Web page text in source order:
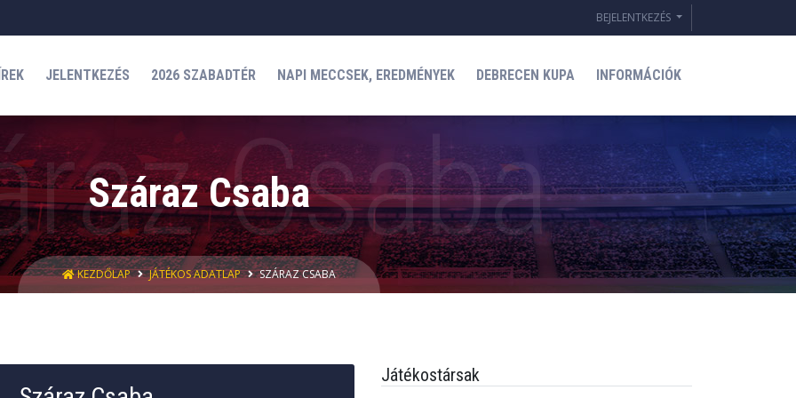
BEJELENTKEZÉS
JELENTKEZÉS 2026 SZABADTÉR NAPI MECCSEK, EREDMÉNYEK DEBRECEN KUPA INFORMÁCIÓK
Száraz Csaba
KEZDŐLAP JÁTÉKOS ADATLAP SZÁRAZ CSABA
Játékostársak